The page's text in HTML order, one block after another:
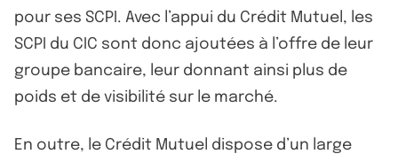
pour ses SCPI. Avec l’appui du Crédit Mutuel, les
SCPI du CIC sont donc ajoutées à l’offre de leur
groupe bancaire, leur donnant ainsi plus de
poids et de visibilité sur le marché.
En outre, le Crédit Mutuel dispose d’un large